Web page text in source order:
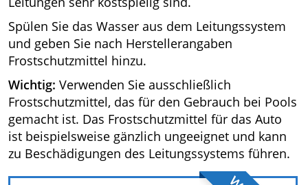
Spülen Sie das Wasser aus dem Leitungssystem
und geben Sie nach Herstellerangaben
Frostschutzmittel hinzu.
Wichtig: Verwenden Sie ausschließlich
Frostschutzmittel, das für den Gebrauch bei Pools
gemacht ist. Das Frostschutzmittel für das Auto
ist beispielsweise gänzlich ungeeignet und kann
zu Beschädigungen des Leitungssystems führen.